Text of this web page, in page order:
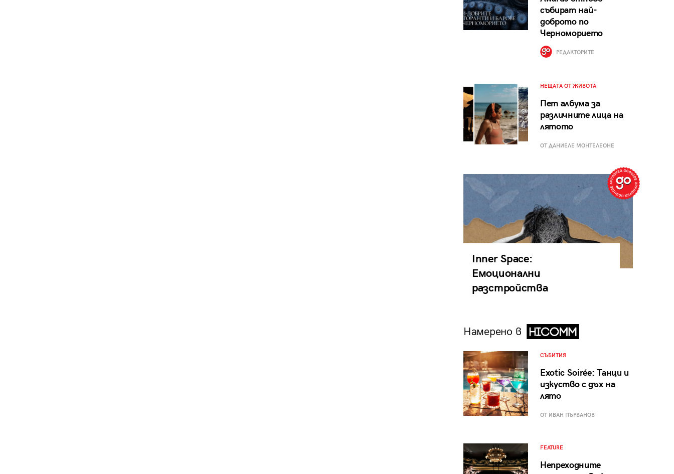
събират най-
доброто по
Черноморието
РЕДАКТОРИТЕ
НЕЩАТА ОТ ЖИВОТА
Пет албума за
различните лица на
лятото
ОТ ДАНИЕЛЕ МОНТЕЛЕОНЕ
Inner Space:
Емоционални
разстройства
Намерено в
СЪБИТИЯ
Exotic Soirée: Танци и
изкуство с дъх на
лято
ОТ ИВАН ПЪРВАНОВ
FEATURE
Непреходните